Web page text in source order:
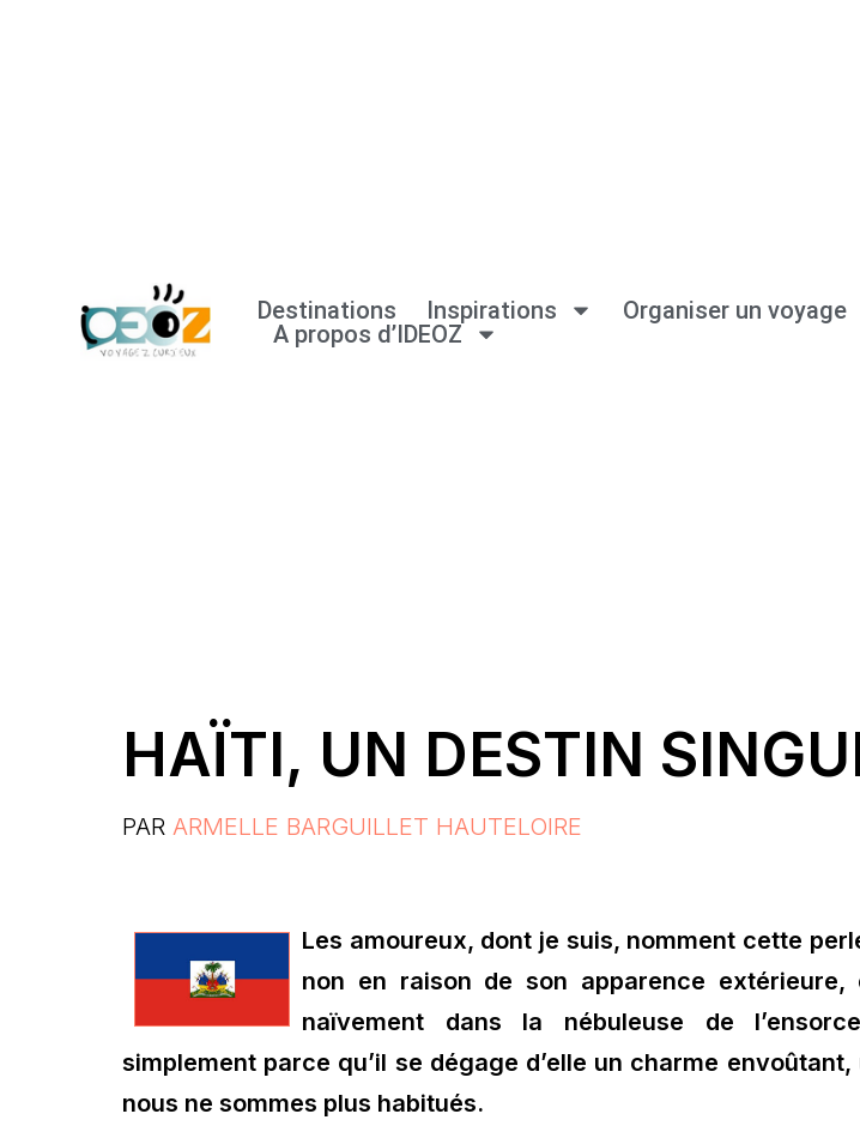
Destinations Inspirations
Organiser un voyage
A propos d’IDEOZ
HAÏTI, UN DESTIN
PAR ARMELLE BARGUILLET HAUTELOIRE
Les amoureux, dont je suis, nomment cette
non en raison de son apparence
naïvement dans la nébuleuse de
simplement parce qu’il se dégage d’elle un charme
nous ne sommes plus habitués.